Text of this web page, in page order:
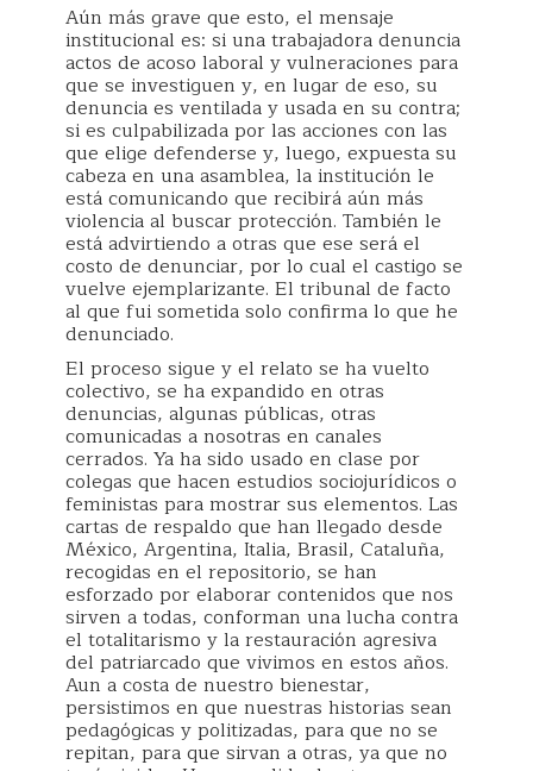
Aún más grave que esto, el mensaje
institucional es: si una trabajadora denuncia
actos de acoso laboral y vulneraciones para
que se investiguen y, en lugar de eso, su
denuncia es ventilada y usada en su contra;
si es culpabilizada por las acciones con las
que elige defenderse y, luego, expuesta su
cabeza en una asamblea, la institución le
está comunicando que recibirá aún más
violencia al buscar protección. También le
está advirtiendo a otras que ese será el
costo de denunciar, por lo cual el castigo se
vuelve ejemplarizante. El tribunal de facto
al que fui sometida solo confirma lo que he
denunciado.
El proceso sigue y el relato se ha vuelto
colectivo, se ha expandido en otras
denuncias, algunas públicas, otras
comunicadas a nosotras en canales
cerrados. Ya ha sido usado en clase por
colegas que hacen estudios sociojurídicos o
feministas para mostrar sus elementos. Las
cartas de respaldo que han llegado desde
México, Argentina, Italia, Brasil, Cataluña,
recogidas en el repositorio, se han
esforzado por elaborar contenidos que nos
sirven a todas, conforman una lucha contra
el totalitarismo y la restauración agresiva
del patriarcado que vivimos en estos años.
Aun a costa de nuestro bienestar,
persistimos en que nuestras historias sean
pedagógicas y politizadas, para que no se
repitan, para que sirvan a otras, ya que no